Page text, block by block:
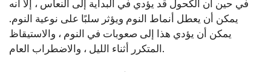
في حين أن الكحول قد يؤدي في البداية إلى النعاس ، إلا أنه
يمكن أن يعطل أنماط النوم ويؤثر سلبًا على نوعية النوم.
يمكن أن يؤدي هذا إلى صعوبات في النوم ، والاستيقاظ
المتكرر أثناء الليل ، والاضطراب العام.